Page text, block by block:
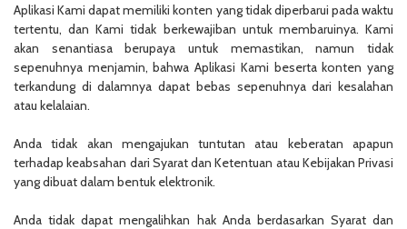
Aplikasi Kami dapat memiliki konten yang tidak diperbarui pada waktu
tertentu, dan Kami tidak berkewajiban untuk membaruinya. Kami
akan senantiasa berupaya untuk memastikan, namun tidak
sepenuhnya menjamin, bahwa Aplikasi Kami beserta konten yang
terkandung di dalamnya dapat bebas sepenuhnya dari kesalahan
atau kelalaian.
Anda tidak akan mengajukan tuntutan atau keberatan apapun
terhadap keabsahan dari Syarat dan Ketentuan atau Kebijakan Privasi
yang dibuat dalam bentuk elektronik.
Anda tidak dapat mengalihkan hak Anda berdasarkan Syarat dan